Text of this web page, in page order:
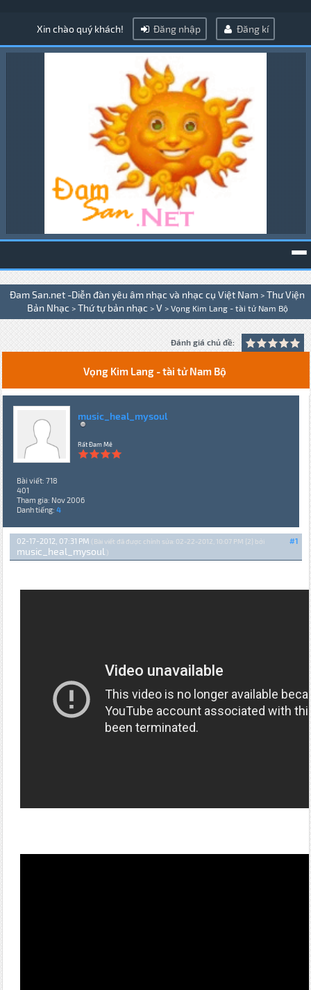
Xin chào quý khách! Đăng nhập Đăng kí
Đam San.net -Diễn đàn yêu âm nhạc và nhạc cụ Việt Nam > Thư Viện
Bản Nhạc > Thứ tự bản nhạc > V > Vọng Kim Lang - tài tử Nam Bộ
Đánh giá chủ đề:
Vọng Kim Lang - tài tử Nam Bộ
music_heal_mysoul
Rất Đam Mê
Bài viết: 718
401
Tham gia: Nov 2006
Danh tiếng: 4
#1
02-17-2012, 07:31 PM (Bài viết đã được chỉnh sửa: 02-22-2012, 10:07 PM {2} bởi
music_heal_mysoul .)